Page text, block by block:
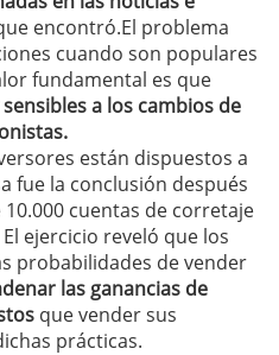
encontró.El problema
cuando son populares
fundamental es que
a los cambios de
están dispuestos a
fue la conclusión después
cuentas de corretaje
ejercicio reveló que los
probabilidades de vender
las ganancias de
que vender sus
prácticas.